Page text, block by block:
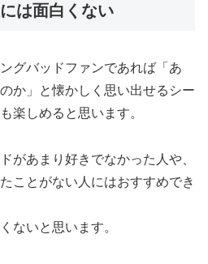
は面白くない
グバッドファンであれば「あ
か」と懐かしく思い出せるシー
楽しめると思います。
があまり好きでなかった人や、
ことがない人にはおすすめでき
ないと思います。